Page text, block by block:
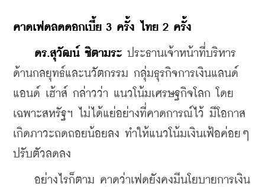
คาดเฟดลดดอกเบี้ย 3 ครั้ง ไทย 2 ครั้ง
ดร.สุวัฒน์ ชิตามระ ประธานเจ้าหน้าที่บริหาร
ด้านกลยุทธ์และนวัตกรรม กลุ่มธุรกิจการเงินแลนด์
แอนด์ เฮ้าส์ กล่าวว่า แนวโน้มเศรษฐกิจโลก โดย
เฉพาะสหรัฐฯ ไม่ได้แย่อย่างที่คาดการณ์ไว้ มีโอกาส
เกิดภาวะถดถอยน้อยลง ทำให้แนวโน้มเงินเฟ้อค่อยๆ
ปรับตัวลดลง
อย่างไรก็ตาม คาดว่าเฟดยังคงมีนโยบายการเงิน